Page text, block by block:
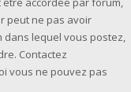
peut ne pas avoir
dans lequel vous postez,
Contactez
vous ne pouvez pas